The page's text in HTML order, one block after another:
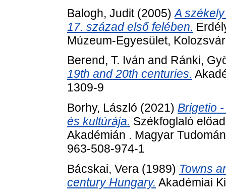
Balogh, Judit(2005)A
17. század első felében.
Múzeum-Egyesület,
Berend, T. Iván and Ránki,
19th and 20th centuries.
1309-9
Borhy, László (2021) Brigetio
és kultúrája. Székfoglaló
Akadémián . Magyar
963-508-974-1
Bácskai, Vera (1989) Towns
century Hungary. Akadémiai